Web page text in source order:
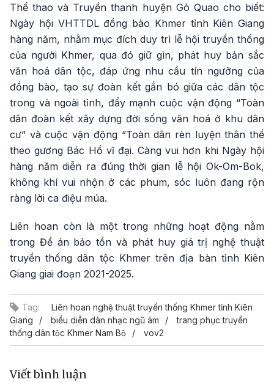
Thể thao và Truyền thanh huyện Gò Quao cho biết:
Ngày hội VHTTDL đồng bào Khmer tỉnh Kiên Giang
hàng năm, nhằm mục đích duy trì lễ hội truyền thống
của người Khmer, qua đó giữ gìn, phát huy bản sắc
văn hoá dân tộc, đáp ứng nhu cầu tín ngưỡng của
đồng bào, tạo sự đoàn kết gắn bó giữa các dân tộc
trong và ngoài tỉnh, đẩy mạnh cuộc vận động “Toàn
dân đoàn kết xây dựng đời sống văn hoá ở khu dân
cư” và cuộc vận động “Toàn dân rèn luyện thân thể
theo gương Bác Hồ vĩ đại. Càng vui hơn khi Ngày hội
hàng năm diễn ra đúng thời gian lễ hội Ok-Om-Bok,
không khí vui nhộn ở các phum, sóc luôn đang rộn
ràng lời ca điệu múa.
Liên hoan còn là một trong những hoạt động nằm
trong Đề án bảo tồn và phát huy giá trị nghệ thuật
truyền thống dân tộc Khmer trên địa bàn tỉnh Kiên
Giang giai đoạn 2021-2025.
Tag:
Liên hoan nghệ thuật truyền thống Khmer tỉnh Kiên
Giang
biểu diễn dàn nhạc ngũ âm
trang phục truyền
thống dân tộc Khmer Nam Bộ
vov2
Viết bình luận